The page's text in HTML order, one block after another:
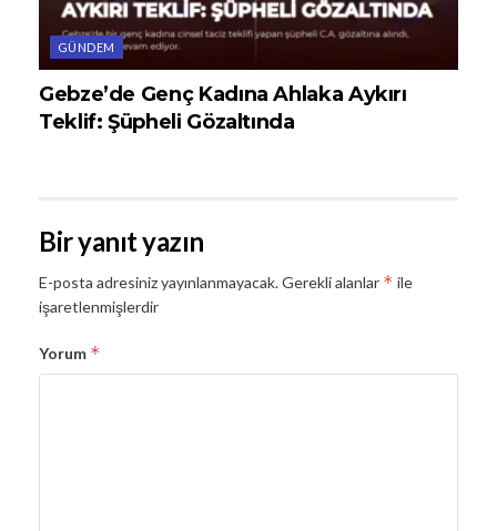
GÜNDEM
Gebze’de Genç Kadına Ahlaka Aykırı
Teklif: Şüpheli Gözaltında
Bir yanıt yazın
E-posta adresiniz yayınlanmayacak.Gerekli alanlar * ile
işaretlenmişlerdir
Yorum *